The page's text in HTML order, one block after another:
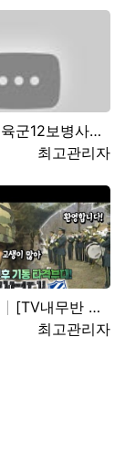
육군12보병사단 수도탈환대대 을지유격훈련장 산악 장애물…
등록자
최고관리자
[TV내무반 신고합니다 22화]ㅣ 전군 최강의 전천후 …
등록자
최고관리자